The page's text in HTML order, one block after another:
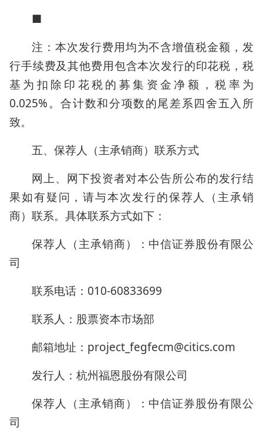
■
注：本次发行费用均为不含增值税金额，发
行手续费及其他费用包含本次发行的印花税，税
基为扣除印花税的募集资金净额，税率为
0.025%。合计数和分项数的尾差系四舍五入所
致。
五、保荐人（主承销商）联系方式
网上、网下投资者对本公告所公布的发行结
果如有疑问，请与本次发行的保荐人（主承销
商）联系。具体联系方式如下：
保荐人（主承销商）：中信证券股份有限公
司
联系电话：010-60833699
联系人：股票资本市场部
邮箱地址：project_fegfecm@citics.com
发行人：杭州福恩股份有限公司
保荐人（主承销商）：中信证券股份有限公
司